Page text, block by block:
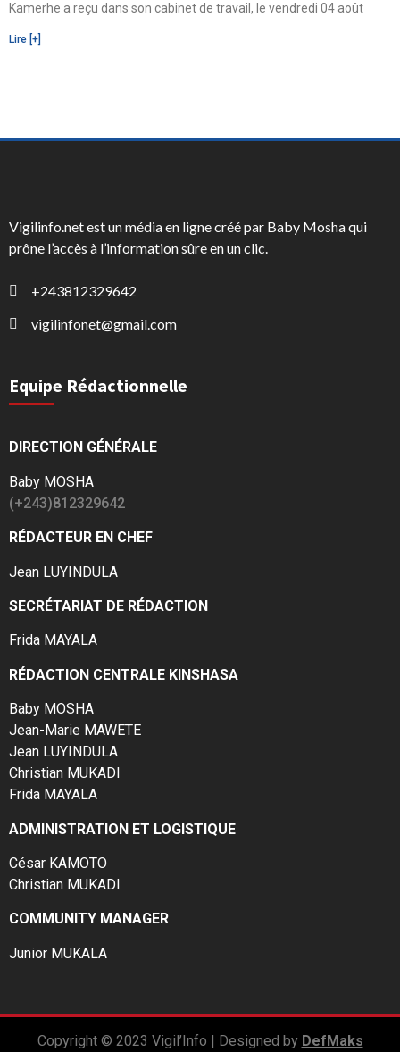
Kamerhe a reçu dans son cabinet de travail, le vendredi 04 août
Lire [+]
Vigilinfo.net est un média en ligne créé par Baby Mosha qui
prône l’accès à l’information sûre en un clic.
+243812329642
vigilinfonet@gmail.com
Equipe Rédactionnelle
DIRECTION GÉNÉRALE
Baby MOSHA
(+243)812329642
RÉDACTEUR EN CHEF
Jean LUYINDULA
SECRÉTARIAT DE RÉDACTION
Frida MAYALA
RÉDACTION CENTRALE KINSHASA
Baby MOSHA
Jean-Marie MAWETE
Jean LUYINDULA
Christian MUKADI
Frida MAYALA
ADMINISTRATION ET LOGISTIQUE
César KAMOTO
Christian MUKADI
COMMUNITY MANAGER
Junior MUKALA
Copyright © 2023 Vigil’Info | Designed by DefMaks